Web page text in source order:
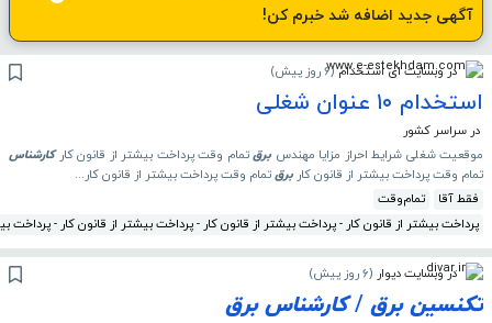
آگهی جدید اضافه شد خبرم کن!
در وبسایت ای استخدام(6 روز پیش )
استخدام ۱۰ عنوان شغلی
در سراسر کشور
موقعیت شغلی شرایط احراز مزایا مهندس برقتمام وقت پرداخت بیشتر از قانون کارکارشناس
تمام وقت پرداخت بیشتر از قانون کار برقتمام وقت پرداخت بیشتر از قانون کار...
فقط آقا
تمام‌وقت
پرداخت بیشتر از قانون کار - پرداخت بیشتر از قانون کار - پرداخت بیشتر از قانون کار - پرداخت
در وبسایت دیوار (6 روز پیش )
تکنسین برق /کارشناس برق